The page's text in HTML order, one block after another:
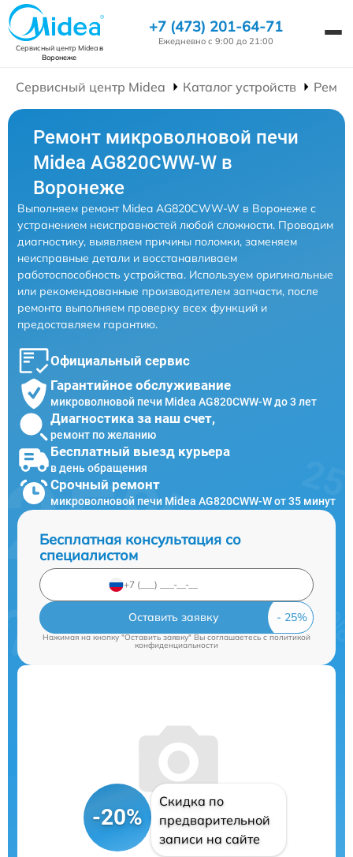
Сервисный центр Mideaв
Воронеже
+7 (473) 201-64-71
Ежедневно с 9:00 до 21:00
Сервисный центр Midea Каталог устройств
Ремонт микроволновой печи
Midea AG820CWW-W в
Воронеже
Выполняем ремонт Midea AG820CWW-W в Воронеже с
устранением неисправностей любой сложности. Проводим
диагностику, выявляем причины поломки, заменяем
неисправные детали и восстанавливаем
работоспособность устройства. Используем оригинальные
или рекомендованные производителем запчасти, после
ремонта выполняем проверку всех функций и
предоставляем гарантию.
Официальный сервис
Гарантийное обслуживание
микроволновой печи Midea AG820CWW-W до 3 лет
Диагностика за наш счет,
ремонт по желанию
Бесплатный выезд курьера
в день обращения
Срочный ремонт
микроволновой печи Midea AG820CWW-W от 35 минут
Бесплатная консультация со
специалистом
Оставить заявку
Нажимая на кнопку "Оставить заявку" Вы соглашаетесь cполитикой
конфиденциальности
-20%
Скидка по
предварительной
записи на сайте